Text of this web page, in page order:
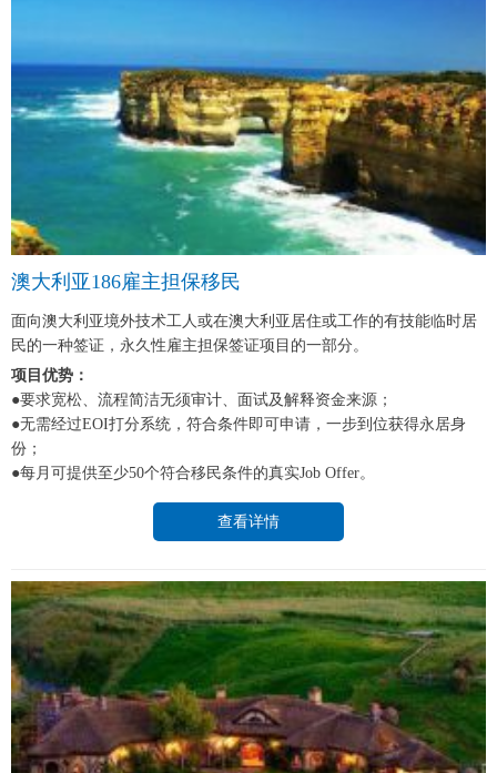
澳大利亚186雇主担保移民
面向澳大利亚境外技术工人或在澳大利亚居住或工作的有技能临时居
民的一种签证，永久性雇主担保签证项目的一部分。
项目优势：
●要求宽松、流程简洁无须审计、面试及解释资金来源；
●无需经过EOI打分系统，符合条件即可申请，一步到位获得永居身
份；
●每月可提供至少50个符合移民条件的真实Job Offer。
查看详情